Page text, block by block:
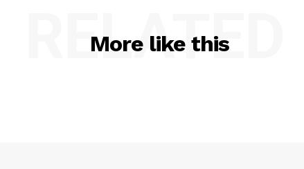
More like this
RELATED